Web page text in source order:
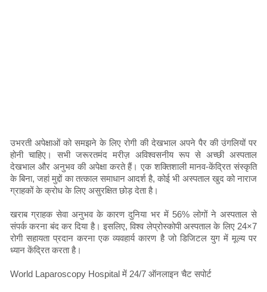
उभरती अपेक्षाओं को समझने के लिए रोगी की देखभाल अपने पैर की उंगलियों पर
होनी चाहिए। सभी जरूरतमंद मरीज़ अविश्वसनीय रूप से अच्छी अस्पताल
देखभाल और अनुभव की अपेक्षा करते हैं। एक शक्तिशाली मानव-केंद्रित संस्कृति
के बिना, जहां मुद्दों का तत्काल समाधान आदर्श है, कोई भी अस्पताल खुद को नाराज
ग्राहकों के क्रोध के लिए असुरक्षित छोड़ देता है।
खराब ग्राहक सेवा अनुभव के कारण दुनिया भर में 56% लोगों ने अस्पताल से
संपर्क करना बंद कर दिया है। इसलिए, विश्व लेप्रोस्कोपी अस्पताल के लिए 24×7
रोगी सहायता प्रदान करना एक व्यवहार्य कारण है जो डिजिटल युग में मूल्य पर
ध्यान केंद्रित करता है।
World Laparoscopy Hospital में 24/7 ऑनलाइन चैट सपोर्ट